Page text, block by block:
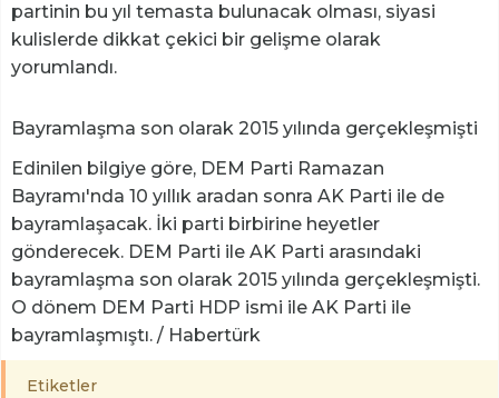
partinin bu yıl temasta bulunacak olması, siyasi
kulislerde dikkat çekici bir gelişme olarak
yorumlandı.
Bayramlaşma son olarak 2015 yılında gerçekleşmişti
Edinilen bilgiye göre, DEM Parti Ramazan
Bayramı'nda 10 yıllık aradan sonra AK Parti ile de
bayramlaşacak. İki parti birbirine heyetler
gönderecek. DEM Parti ile AK Parti arasındaki
bayramlaşma son olarak 2015 yılında gerçekleşmişti.
O dönem DEM Parti HDP ismi ile AK Parti ile
bayramlaşmıştı. / Habertürk
Etiketler